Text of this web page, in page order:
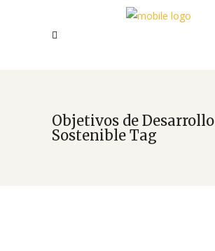
Objetivos de Desarrollo
Sostenible Tag